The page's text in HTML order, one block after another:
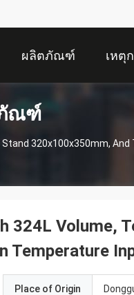
ผลิตภัณฑ์ เหตุ
ณฑ์
320x100x350mm, And
324L Volume,
Temperature
Place of Origin